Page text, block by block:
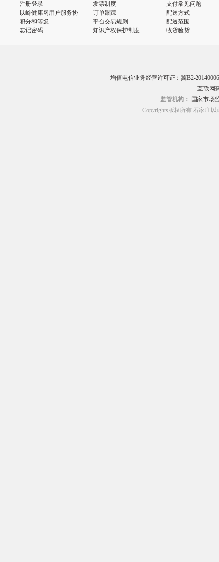
注册登录
以岭健康网用户服务协
议
积分和等级
忘记密码
发票制度
订单跟踪
平台交易规则
知识产权保护制度
支付常见问题
配送方式
配送范围
收货验货
增值电信业务经营许可证：冀B2-20140006
互联网
监管机构：
国家市场
Copyrights版权所有 石家庄